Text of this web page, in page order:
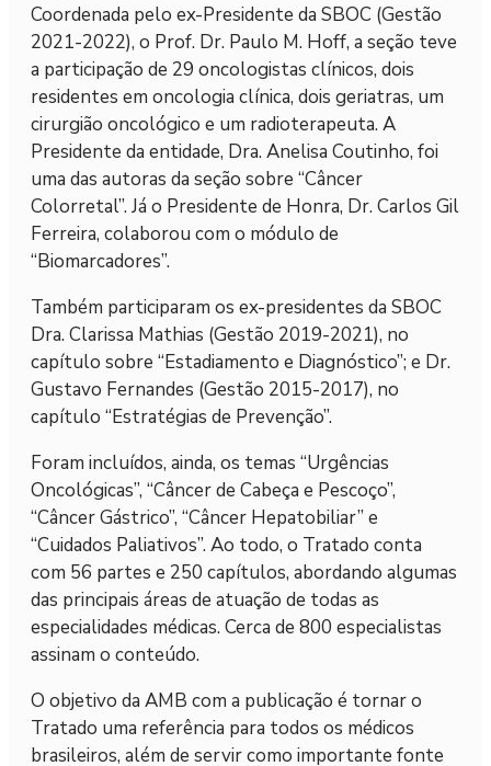
Coordenada pelo ex-Presidente da SBOC (Gestão
2021-2022), o Prof. Dr. Paulo M. Hoff, a seção teve
a participação de 29 oncologistas clínicos, dois
residentes em oncologia clínica, dois geriatras, um
cirurgião oncológico e um radioterapeuta. A
Presidente da entidade, Dra. Anelisa Coutinho, foi
uma das autoras da seção sobre “Câncer
Colorretal”. Já o Presidente de Honra, Dr. Carlos Gil
Ferreira, colaborou com o módulo de
“Biomarcadores”.
Também participaram os ex-presidentes da SBOC
Dra. Clarissa Mathias (Gestão 2019-2021), no
capítulo sobre “Estadiamento e Diagnóstico”; e Dr.
Gustavo Fernandes (Gestão 2015-2017), no
capítulo “Estratégias de Prevenção”.
Foram incluídos, ainda, os temas “Urgências
Oncológicas”, “Câncer de Cabeça e Pescoço”,
“Câncer Gástrico”, “Câncer Hepatobiliar” e
“Cuidados Paliativos”. Ao todo, o Tratado conta
com 56 partes e 250 capítulos, abordando algumas
das principais áreas de atuação de todas as
especialidades médicas. Cerca de 800 especialistas
assinam o conteúdo.
O objetivo da AMB com a publicação é tornar o
Tratado uma referência para todos os médicos
brasileiros, além de servir como importante fonte